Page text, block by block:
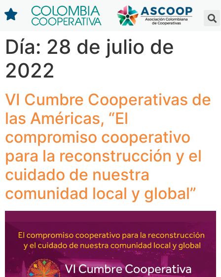
Día: 28 de julio de
2022
VI Cumbre Cooperativas de
las Américas, “El
compromiso cooperativo
para la reconstrucción y el
cuidado de nuestra
comunidad local y global”